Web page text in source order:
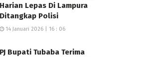
Harian Lepas Di Lampura
Ditangkap Polisi
14 Januari 2026 | 16 : 06
PJ Bupati Tubaba Terima